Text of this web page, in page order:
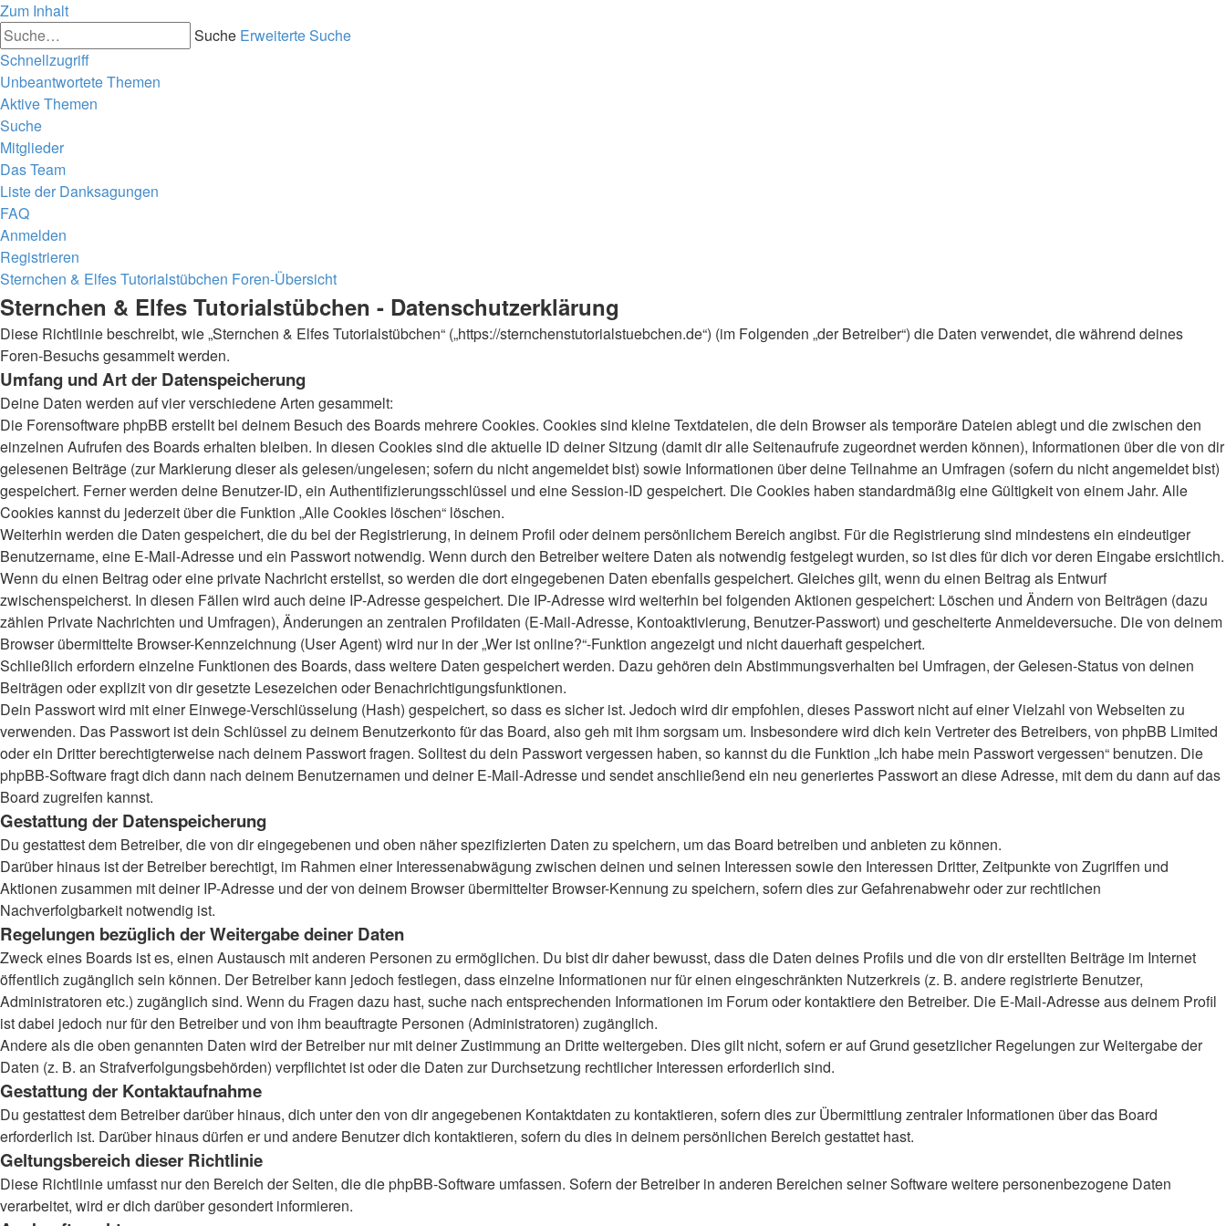
Zum Inhalt
Suche Erweiterte Suche
Schnellzugriff
Unbeantwortete Themen
Aktive Themen
Suche
Mitglieder
Das Team
Liste der Danksagungen
FAQ
Anmelden
Registrieren
Sternchen & Elfes Tutorialstübchen Foren-Übersicht
Sternchen & Elfes Tutorialstübchen - Datenschutzerklärung
Diese Richtlinie beschreibt, wie „Sternchen & Elfes Tutorialstübchen“ („https://sternchenstutorialstuebchen.de“) (im Folgenden „der Betreiber“) die Daten verwendet, die während deines
Foren-Besuchs gesammelt werden.
Umfang und Art der Datenspeicherung
Deine Daten werden auf vier verschiedene Arten gesammelt:
Die Forensoftware phpBB erstellt bei deinem Besuch des Boards mehrere Cookies. Cookies sind kleine Textdateien, die dein Browser als temporäre Dateien ablegt und die zwischen den
einzelnen Aufrufen des Boards erhalten bleiben. In diesen Cookies sind die aktuelle ID deiner Sitzung (damit dir alle Seitenaufrufe zugeordnet werden können), Informationen über die von dir
gelesenen Beiträge (zur Markierung dieser als gelesen/ungelesen; sofern du nicht angemeldet bist) sowie Informationen über deine Teilnahme an Umfragen (sofern du nicht angemeldet bist)
gespeichert. Ferner werden deine Benutzer-ID, ein Authentifizierungsschlüssel und eine Session-ID gespeichert. Die Cookies haben standardmäßig eine Gültigkeit von einem Jahr. Alle
Cookies kannst du jederzeit über die Funktion „Alle Cookies löschen“ löschen.
Weiterhin werden die Daten gespeichert, die du bei der Registrierung, in deinem Profil oder deinem persönlichem Bereich angibst. Für die Registrierung sind mindestens ein eindeutiger
Benutzername, eine E-Mail-Adresse und ein Passwort notwendig. Wenn durch den Betreiber weitere Daten als notwendig festgelegt wurden, so ist dies für dich vor deren Eingabe ersichtlich.
Wenn du einen Beitrag oder eine private Nachricht erstellst, so werden die dort eingegebenen Daten ebenfalls gespeichert. Gleiches gilt, wenn du einen Beitrag als Entwurf
zwischenspeicherst. In diesen Fällen wird auch deine IP-Adresse gespeichert. Die IP-Adresse wird weiterhin bei folgenden Aktionen gespeichert: Löschen und Ändern von Beiträgen (dazu
zählen Private Nachrichten und Umfragen), Änderungen an zentralen Profildaten (E-Mail-Adresse, Kontoaktivierung, Benutzer-Passwort) und gescheiterte Anmeldeversuche. Die von deinem
Browser übermittelte Browser-Kennzeichnung (User Agent) wird nur in der „Wer ist online?“-Funktion angezeigt und nicht dauerhaft gespeichert.
Schließlich erfordern einzelne Funktionen des Boards, dass weitere Daten gespeichert werden. Dazu gehören dein Abstimmungsverhalten bei Umfragen, der Gelesen-Status von deinen
Beiträgen oder explizit von dir gesetzte Lesezeichen oder Benachrichtigungsfunktionen.
Dein Passwort wird mit einer Einwege-Verschlüsselung (Hash) gespeichert, so dass es sicher ist. Jedoch wird dir empfohlen, dieses Passwort nicht auf einer Vielzahl von Webseiten zu
verwenden. Das Passwort ist dein Schlüssel zu deinem Benutzerkonto für das Board, also geh mit ihm sorgsam um. Insbesondere wird dich kein Vertreter des Betreibers, von phpBB Limited
oder ein Dritter berechtigterweise nach deinem Passwort fragen. Solltest du dein Passwort vergessen haben, so kannst du die Funktion „Ich habe mein Passwort vergessen“ benutzen. Die
phpBB-Software fragt dich dann nach deinem Benutzernamen und deiner E-Mail-Adresse und sendet anschließend ein neu generiertes Passwort an diese Adresse, mit dem du dann auf das
Board zugreifen kannst.
Gestattung der Datenspeicherung
Du gestattest dem Betreiber, die von dir eingegebenen und oben näher spezifizierten Daten zu speichern, um das Board betreiben und anbieten zu können.
Darüber hinaus ist der Betreiber berechtigt, im Rahmen einer Interessenabwägung zwischen deinen und seinen Interessen sowie den Interessen Dritter, Zeitpunkte von Zugriffen und
Aktionen zusammen mit deiner IP-Adresse und der von deinem Browser übermittelter Browser-Kennung zu speichern, sofern dies zur Gefahrenabwehr oder zur rechtlichen
Nachverfolgbarkeit notwendig ist.
Regelungen bezüglich der Weitergabe deiner Daten
Zweck eines Boards ist es, einen Austausch mit anderen Personen zu ermöglichen. Du bist dir daher bewusst, dass die Daten deines Profils und die von dir erstellten Beiträge im Internet
öffentlich zugänglich sein können. Der Betreiber kann jedoch festlegen, dass einzelne Informationen nur für einen eingeschränkten Nutzerkreis (z. B. andere registrierte Benutzer,
Administratoren etc.) zugänglich sind. Wenn du Fragen dazu hast, suche nach entsprechenden Informationen im Forum oder kontaktiere den Betreiber. Die E-Mail-Adresse aus deinem Profil
ist dabei jedoch nur für den Betreiber und von ihm beauftragte Personen (Administratoren) zugänglich.
Andere als die oben genannten Daten wird der Betreiber nur mit deiner Zustimmung an Dritte weitergeben. Dies gilt nicht, sofern er auf Grund gesetzlicher Regelungen zur Weitergabe der
Daten (z. B. an Strafverfolgungsbehörden) verpflichtet ist oder die Daten zur Durchsetzung rechtlicher Interessen erforderlich sind.
Gestattung der Kontaktaufnahme
Du gestattest dem Betreiber darüber hinaus, dich unter den von dir angegebenen Kontaktdaten zu kontaktieren, sofern dies zur Übermittlung zentraler Informationen über das Board
erforderlich ist. Darüber hinaus dürfen er und andere Benutzer dich kontaktieren, sofern du dies in deinem persönlichen Bereich gestattet hast.
Geltungsbereich dieser Richtlinie
Diese Richtlinie umfasst nur den Bereich der Seiten, die die phpBB-Software umfassen. Sofern der Betreiber in anderen Bereichen seiner Software weitere personenbezogene Daten
verarbeitet, wird er dich darüber gesondert informieren.